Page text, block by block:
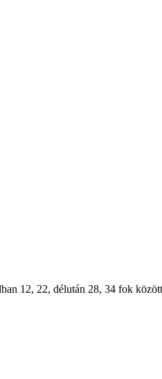
12, 22, délután 28, 34 fok